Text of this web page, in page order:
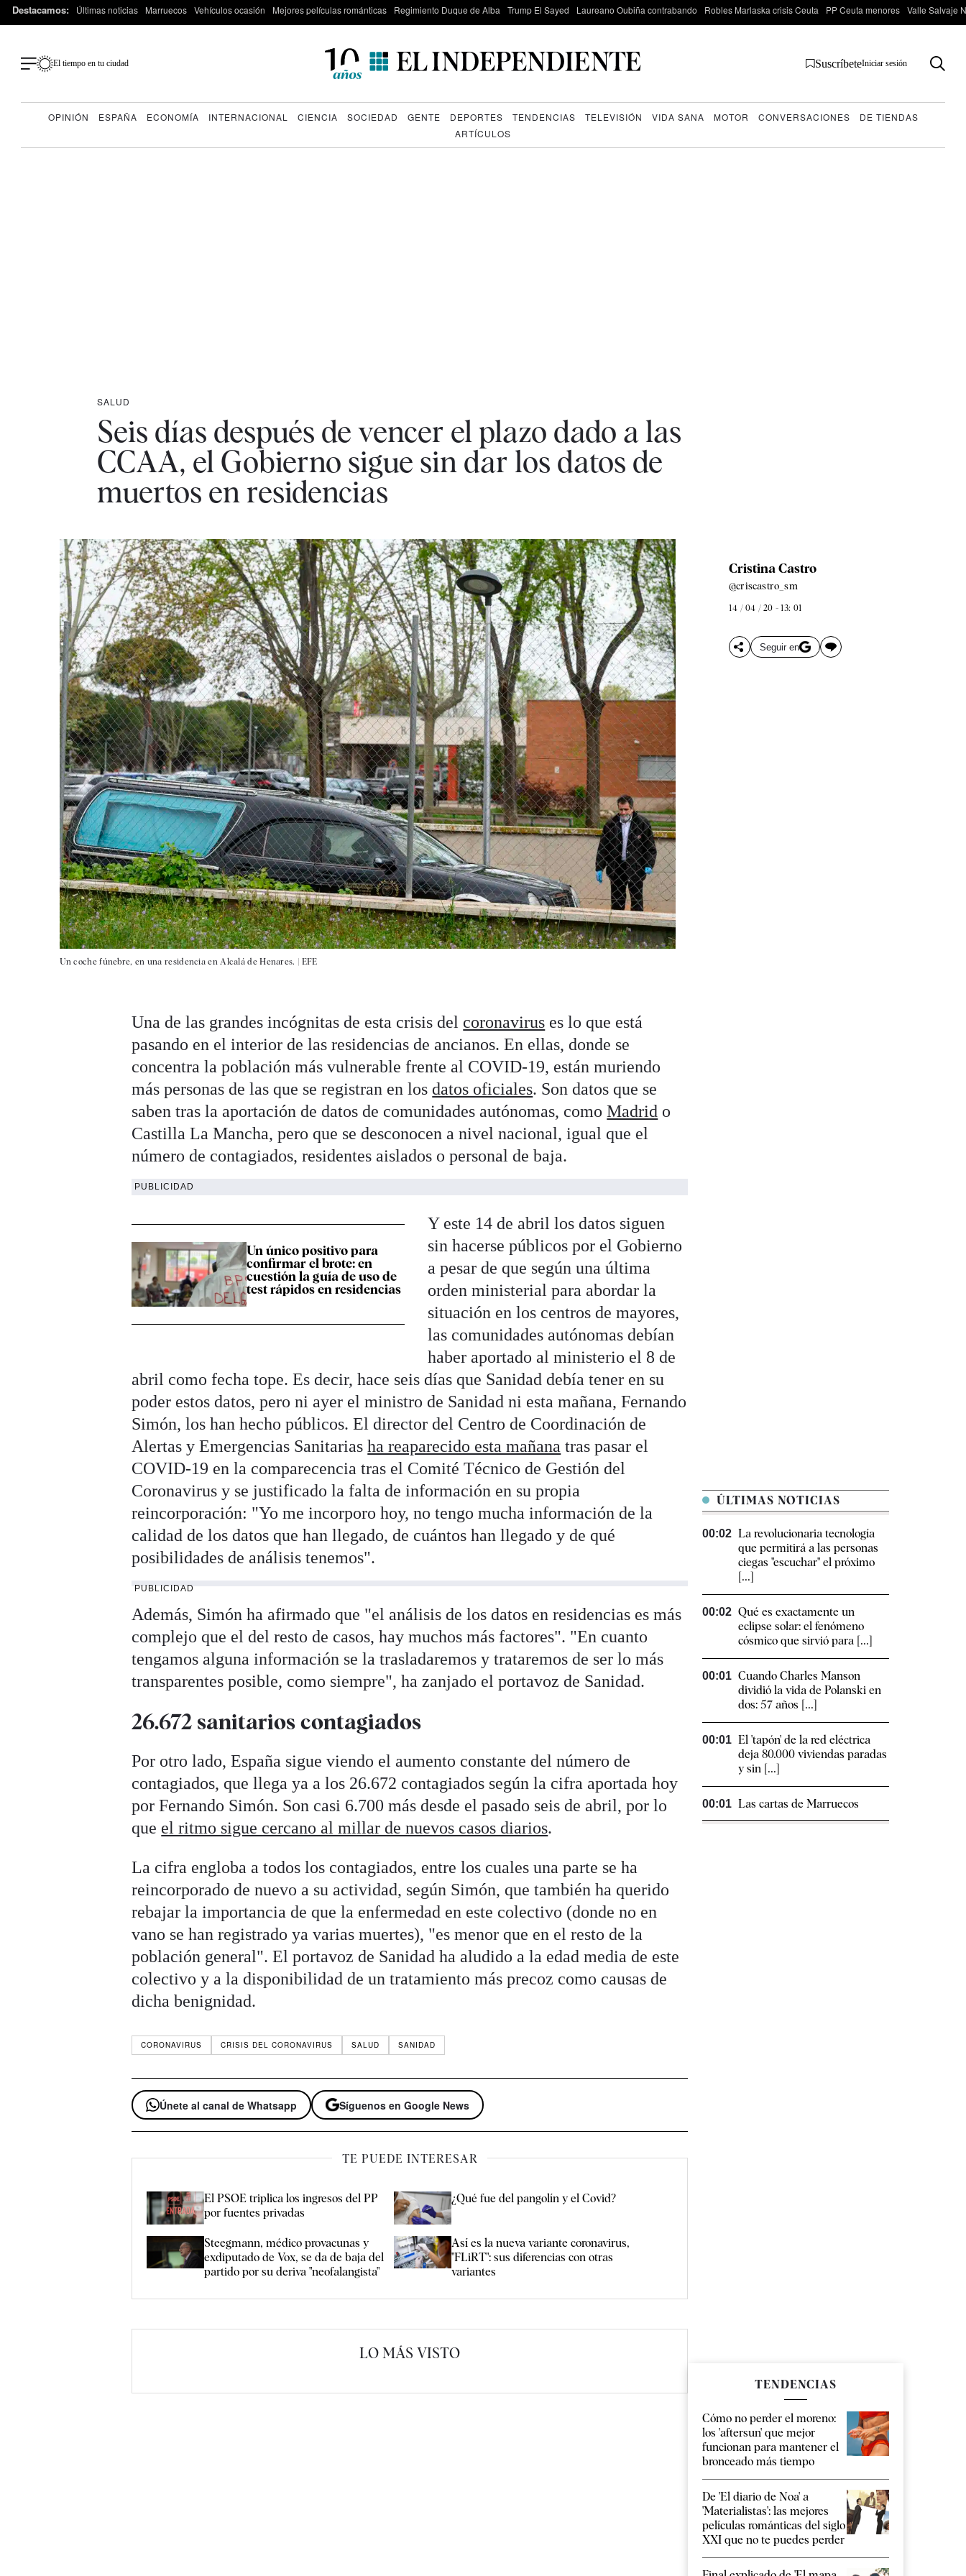
Destacamos: Últimas noticias Marruecos Vehículos ocasión Mejores películas románticas Regimiento Duque de Alba Trump El Sayed Laureano Oubiña contrabando Robles Marlaska crisis Ceuta PP Ceuta menores Valle Salvaje
El tiempo en tu ciudad SuscríbeteIniciar sesión
OPINIÓN ESPAÑA ECONOMÍA INTERNACIONAL CIENCIA SOCIEDAD GENTE DEPORTES TENDENCIAS TELEVISIÓN VIDA SANA MOTOR CONVERSACIONES
DE TIENDAS
ARTÍCULOS
SALUD
Seis días después de vencer el plazo dado a las
CCAA, el Gobierno sigue sin dar los datos de
muertos en residencias
Un coche fúnebre, en una residencia en Alcalá de Henares. | EFE
Cristina Castro
@criscastro_sm
14 / 04 / 20 - 13: 01
Seguir en
Una de las grandes incógnitas de esta crisis del coronavirus es lo que está
pasando en el interior de las residencias de ancianos. En ellas, donde se
concentra la población más vulnerable frente al COVID-19, están muriendo
más personas de las que se registran en losdatos oficiales. Son datos que se
saben tras la aportación de datos de comunidades autónomas, comoMadrid o
Castilla La Mancha, pero que se desconocen a nivel nacional, igual que el
número de contagiados, residentes aislados o personal de baja.
PUBLICIDAD
Un único positivo para
confirmar el brote: en
cuestión la guía de uso de
test rápidos en residencias
Y este 14 de abril los datos siguen
sin hacerse públicos por el Gobierno
a pesar de que según una última
orden ministerial para abordar la
situación en los centros de mayores,
las comunidades autónomas debían
haber aportado al ministerio el 8 de
abril como fecha tope. Es decir, hace seis días que Sanidad debía tener en su
poder estos datos, pero ni ayer el ministro de Sanidad ni esta mañana, Fernando
Simón, los han hecho públicos. El director del Centro de Coordinación de
Alertas y Emergencias Sanitariasha reaparecido esta mañana tras pasar el
COVID-19 en la comparecencia tras el Comité Técnico de Gestión del
Coronavirus y se justificado la falta de información en su propia
reincorporación: "Yo me incorporo hoy, no tengo mucha información de la
calidad de los datos que han llegado, de cuántos han llegado y de qué
posibilidades de análisis tenemos".
PUBLICIDAD
Además, Simón ha afirmado que "el análisis de los datos en residencias es más
complejo que el del resto de casos, hay muchos más factores". "En cuanto
tengamos alguna información se la trasladaremos y trataremos de ser lo más
transparentes posible, como siempre", ha zanjado el portavoz de Sanidad.
26.672 sanitarios contagiados
Por otro lado, España sigue viendo el aumento constante del número de
contagiados, que llega ya a los 26.672 contagiados según la cifra aportada hoy
por Fernando Simón. Son casi 6.700 más desde el pasado seis de abril, por lo
que el ritmo sigue cercano al millar de nuevos casos diarios.
La cifra engloba a todos los contagiados, entre los cuales una parte se ha
reincorporado de nuevo a su actividad, según Simón, que también ha querido
rebajar la importancia de que la enfermedad en este colectivo (donde no en
vano se han registrado ya varias muertes), "es menor que en el resto de la
población general". El portavoz de Sanidad ha aludido a la edad media de este
colectivo y a la disponibilidad de un tratamiento más precoz como causas de
dicha benignidad.
CORONAVIRUS CRISIS DEL CORONAVIRUS SALUD SANIDAD
Únete al canal de Whatsapp Síguenos en Google News
TE PUEDE INTERESAR
El PSOE triplica los ingresos del PP
por fuentes privadas
¿Qué fue del pangolín y el Covid?
Steegmann, médico provacunas y
exdiputado de Vox, se da de baja del
partido por su deriva "neofalangista"
Así es la nueva variante coronavirus,
"FLiRT": sus diferencias con otras
variantes
LO MÁS VISTO
ÚLTIMAS NOTICIAS
00:02 La revolucionaria tecnología
que permitirá a las personas
ciegas "escuchar" el próximo
[...]
00:02 Qué es exactamente un
eclipse solar: el fenómeno
cósmico que sirvió para [...]
00:01 Cuando Charles Manson
dividió la vida de Polanski en
dos: 57 años [...]
00:01 El 'tapón' de la red eléctrica
deja 80.000 viviendas paradas
y sin [...]
00:01 Las cartas de Marruecos
TENDENCIAS
Cómo no perder el moreno:
los 'aftersun' que mejor
funcionan para mantener el
bronceado más tiempo
De 'El diario de Noa' a
'Materialistas': las mejores
películas románticas del siglo
XXI que no te puedes perder